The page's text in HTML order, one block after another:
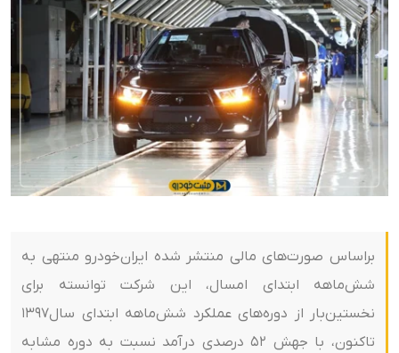
براساس صورت‌های مالی منتشر شده ایران‌خودرو منتهی به
شش‌ماهه ابتدای امسال، این شرکت توانسته برای
نخستین‌بار از دوره‌های عملکرد شش‌ماهه ابتدای سال۱۳۹۷
تاکنون، با جهش ۵۲ درصدی درآمد نسبت به دوره مشابه